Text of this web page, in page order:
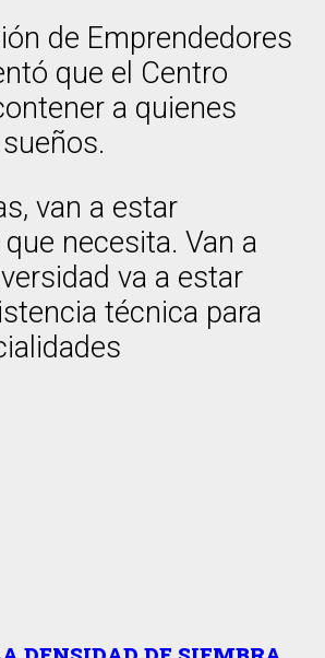
de Emprendedores
que el Centro
a quienes
van a estar
necesita. Van a
va a estar
técnica para